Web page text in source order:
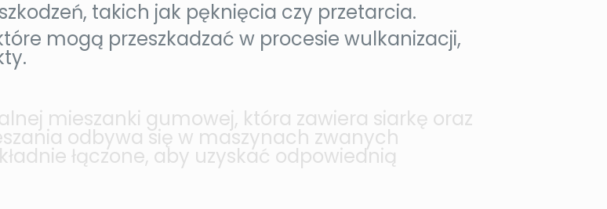
takich jak pęknięcia czy przetarcia.
mogą przeszkadzać w procesie wulkanizacji,
mieszanki gumowej, która zawiera siarkę oraz
odbywa się w maszynach zwanych
łączone, aby uzyskać odpowiednią